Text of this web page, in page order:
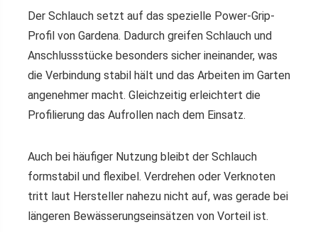
Der Schlauch setzt auf das spezielle Power-Grip-
Profil von Gardena. Dadurch greifen Schlauch und
Anschlussstücke besonders sicher ineinander, was
die Verbindung stabil hält und das Arbeiten im Garten
angenehmer macht. Gleichzeitig erleichtert die
Profilierung das Aufrollen nach dem Einsatz.
Auch bei häufiger Nutzung bleibt der Schlauch
formstabil und flexibel. Verdrehen oder Verknoten
tritt laut Hersteller nahezu nicht auf, was gerade bei
längeren Bewässerungseinsätzen von Vorteil ist.